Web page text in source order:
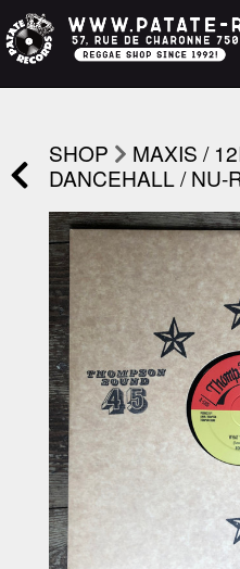
SHOP
MAXIS /
DANCEHALL / NU-